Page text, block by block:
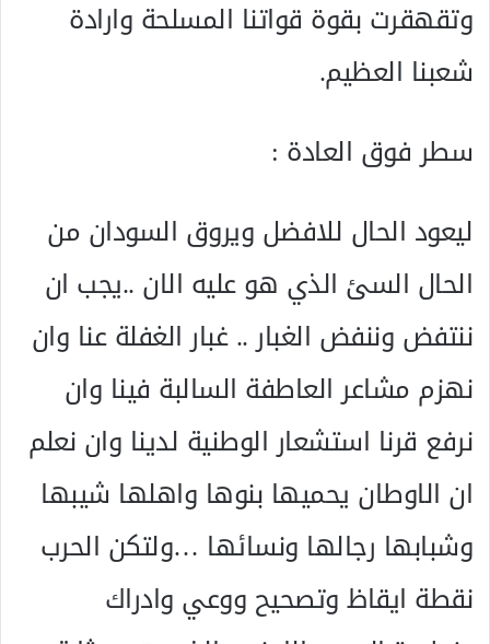
وتقهقرت بقوة قواتنا المسلحة وارادة
شعبنا العظيم.
سطر فوق العادة :
ليعود الحال للافضل ويروق السودان من
الحال السئ الذي هو عليه الان ..يجب ان
ننتفض وننفض الغبار .. غبار الغفلة عنا وان
نهزم مشاعر العاطفة السالبة فينا وان
نرفع قرنا استشعار الوطنية لدينا وان نعلم
ان الاوطان يحميها بنوها واهلها شيبها
وشبابها رجالها ونسائها …ولتكن الحرب
نقطة ايقاظ وتصحيح ووعي وادراك